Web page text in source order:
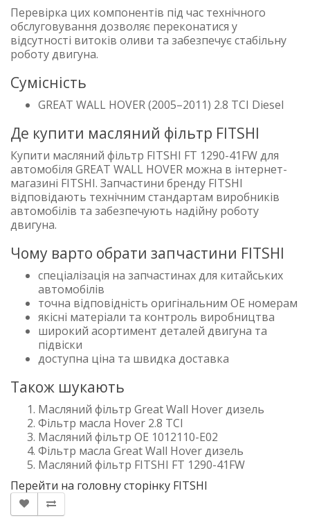
Перевірка цих компонентів під час технічного
обслуговування дозволяє переконатися у
відсутності витоків оливи та забезпечує стабільну
роботу двигуна.
Сумісність
GREAT WALL HOVER (2005–2011) 2.8 TCI Diesel
Де купити масляний фільтр FITSHI
Купити масляний фільтр FITSHI FT 1290-41FW для
автомобіля GREAT WALL HOVER можна в інтернет-
магазині FITSHI. Запчастини бренду FITSHI
відповідають технічним стандартам виробників
автомобілів та забезпечують надійну роботу
двигуна.
Чому варто обрати запчастини FITSHI
спеціалізація на запчастинах для китайських
автомобілів
точна відповідність оригінальним OE номерам
якісні матеріали та контроль виробництва
широкий асортимент деталей двигуна та
підвіски
доступна ціна та швидка доставка
Також шукають
Масляний фільтр Great Wall Hover дизель
Фільтр масла Hover 2.8 TCI
Масляний фільтр OE 1012110-E02
Фільтр масла Great Wall Hover дизель
Масляний фільтр FITSHI FT 1290-41FW
Перейти на головну сторінку FITSHI